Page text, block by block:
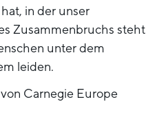
in der unser
Zusammenbruchs steht
unter dem
leiden.
Carnegie Europe